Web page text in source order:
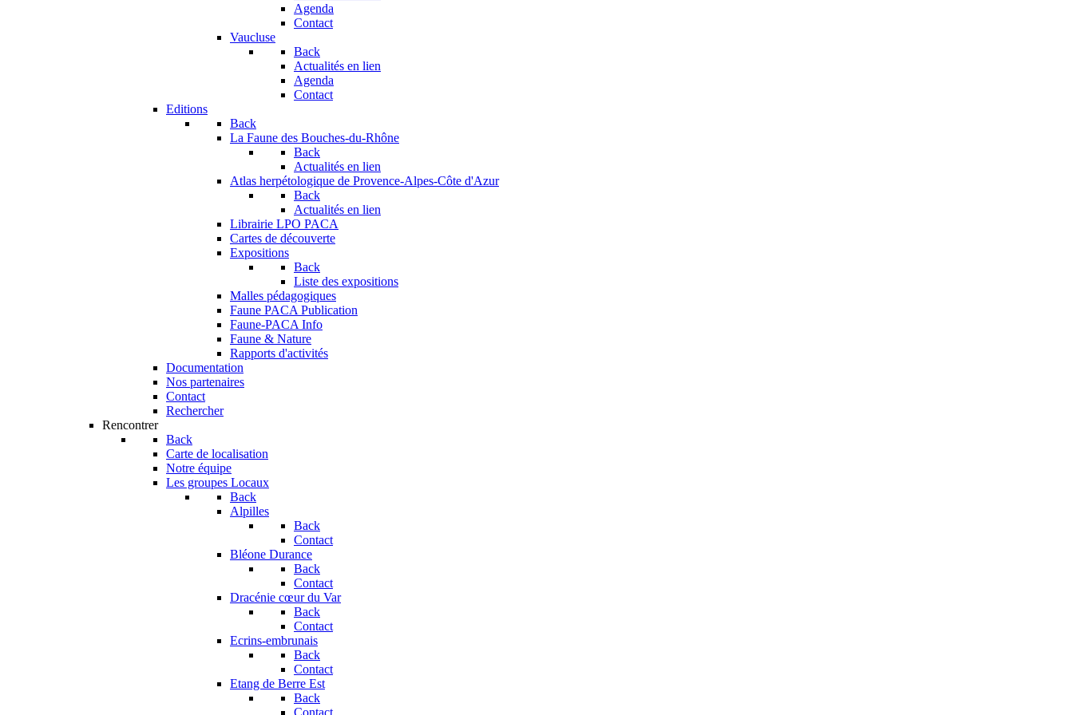
Agenda
Contact
Vaucluse
Back
Actualités en lien
Agenda
Contact
Editions
Back
La Faune des Bouches-du-Rhône
Back
Actualités en lien
Atlas herpétologique de Provence-Alpes-Côte d'Azur
Back
Actualités en lien
Librairie LPO PACA
Cartes de découverte
Expositions
Back
Liste des expositions
Malles pédagogiques
Faune PACA Publication
Faune-PACA Info
Faune & Nature
Rapports d'activités
Documentation
Nos partenaires
Contact
Rechercher
Rencontrer
Back
Carte de localisation
Notre équipe
Les groupes Locaux
Back
Alpilles
Back
Contact
Bléone Durance
Back
Contact
Dracénie cœur du Var
Back
Contact
Ecrins-embrunais
Back
Contact
Etang de Berre Est
Back
Contact